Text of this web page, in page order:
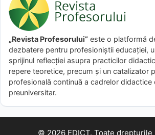
„Revista Profesorului” este o platformă
dezbatere pentru profesioniștii educației,
sprijinul reflecției asupra practicilor
repere teoretice, precum și un catalizator
profesională continuă a cadrelor didactice
preuniversitar.
© 2026 EDICT. Toate drepturile